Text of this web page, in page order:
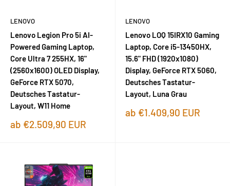
LENOVO
Lenovo Legion Pro 5i AI-
Powered Gaming Laptop,
Core Ultra 7 255HX, 16"
(2560x1600) OLED Display,
GeForce RTX 5070,
Deutsches Tastatur-
Layout, W11 Home
Sonderpreis
ab €2.509,90 EUR
LENOVO
Lenovo LOQ 15IRX10 Gaming
Laptop, Core i5-13450HX,
15.6" FHD (1920x1080)
Display, GeForce RTX 5060,
Deutsches Tastatur-
Layout, Luna Grau
Sonderpreis
ab €1.409,90 EUR